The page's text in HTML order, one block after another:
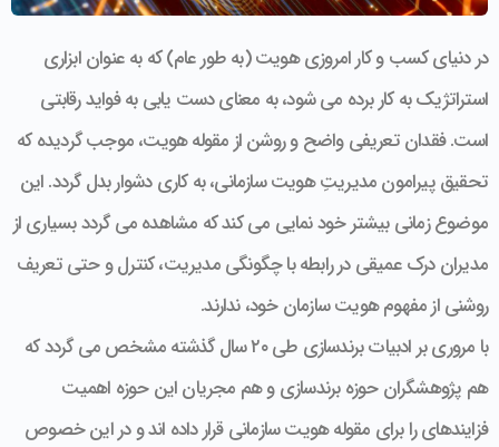
در دنیای کسب و کار امروزی هویت (به طور عام) که به عنوان ابزاری
استراتژیک به کار برده می شود، به معنای دست یابی به فواید رقابتی
است. فقدان تعریفی واضح و روشن از مقوله هویت، موجب گردیده که
تحقیق پیرامون مدیریتِ هویت سازمانی، به کاری دشوار بدل گردد. این
موضوع زمانی بیشتر خود نمایی می کند که مشاهده می گردد بسیاری از
مدیران درک عمیقی در رابطه با چگونگی مدیریت، کنترل و حتی تعریف
روشنی از مفهوم هویت سازمان خود، ندارند.
با مروری بر ادبیات برندسازی طی ۲۰ سال گذشته مشخص می گردد که
هم پژوهشگران حوزه برندسازی و هم مجریان این حوزه اهمیت
فزاینده­ای را برای مقوله هویت سازمانی قرار داده اند و در این خصوص